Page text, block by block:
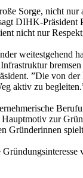
Sorge, nicht
DIHK-Präsident
nicht nur
weitestgehend
”Die von
aktiv zu
zur
Gründerinnen